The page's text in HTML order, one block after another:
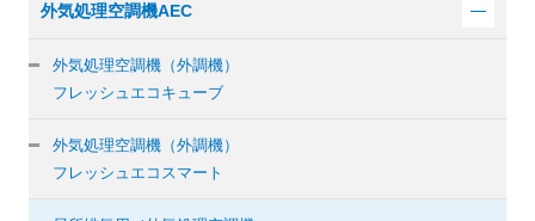
外気処理空調機AEC
外気処理空調機（外調機）
フレッシュエコキューブ
外気処理空調機（外調機）
フレッシュエコスマート